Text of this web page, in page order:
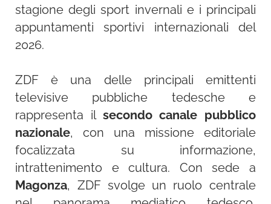
stagione degli sport invernali e i principali
appuntamenti sportivi internazionali del
2026.
ZDF è una delle principali emittenti
televisive pubbliche tedesche e
rappresenta il secondo canale pubblico
nazionale, con una missione editoriale
focalizzata su informazione,
intrattenimento e cultura. Con sede a
Magonza, ZDF svolge un ruolo centrale